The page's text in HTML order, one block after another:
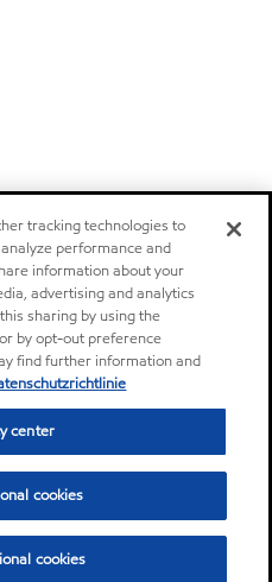
tracking technologies to
performance and
information about your
advertising and analytics
sharing by using the
by opt-out preference
find further information and
center
cookies
cookies